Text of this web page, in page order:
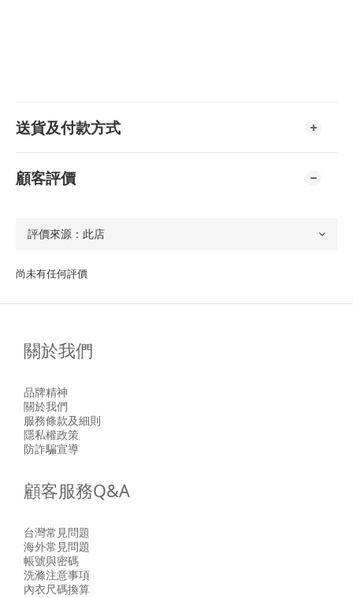
送貨及付款方式
顧客評價
尚未有任何評價
關於我們
品牌精神
關於我們
服務條款及細則
隱私權政策
防詐騙宣導
顧客服務Q&A
台灣常見問題
海外常見問題
帳號與密碼
洗滌注意事項
內衣尺碼換算